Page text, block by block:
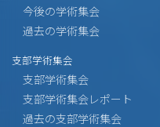
今後の学術集会
過去の学術集会
支部学術集会
支部学術集会
支部学術集会レポート
過去の支部学術集会